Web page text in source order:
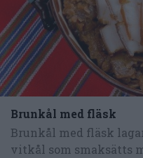
Brunkål med fläsk
Brunkål med fläsk
vitkål som smaksätts